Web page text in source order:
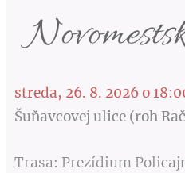
streda, 26. 8. 2026 o
Šuňavcovej ulice (roh
Trasa: Prezídium